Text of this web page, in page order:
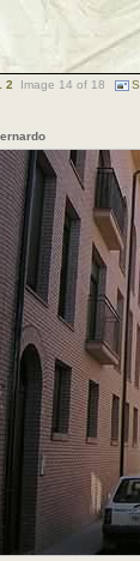
2 Image 14 of 18